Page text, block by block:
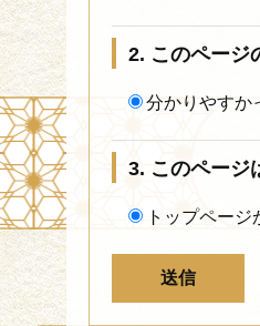
2. このページ
分かりやすか
3. このページ
トップページ